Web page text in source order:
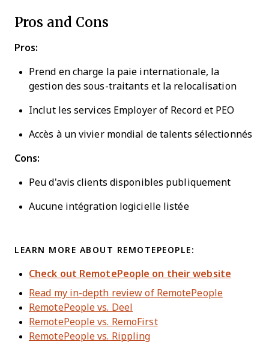
Pros and Cons
Pros:
Prend en charge la paie internationale, la
gestion des sous-traitants et la relocalisation
Inclut les services Employer of Record et PEO
Accès à un vivier mondial de talents sélectionnés
Cons:
Peu d'avis clients disponibles publiquement
Aucune intégration logicielle listée
LEARN MORE ABOUT REMOTEPEOPLE:
Check out RemotePeople on their website
Read my in-depth review of RemotePeople
RemotePeople vs. Deel
RemotePeople vs. RemoFirst
RemotePeople vs. Rippling